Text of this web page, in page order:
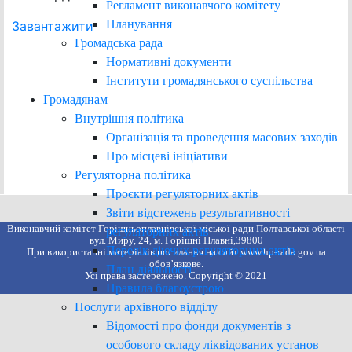
Регламент виконавчого комітету
Планування
Громадська рада
Нормативні документи
Інститути громадянського суспільства
Громадянам
Внутрішня політика
Організація та проведення масових заходів
Про місцеві ініціативи
Регуляторна політика
Проєкти регуляторних актів
Звіти відстежень результативності
регуляторних актів
Перелік діючих регуляторних актів
План діяльності
Правила благоустрою
Послуги архівного відділу
Відомості про фонди документів з
особового складу ліквідованих установ
Завантажити
Виконавчий комітет Горішньоплавнівської міської ради Полтавської області
вул. Миру, 24, м. Горішні Плавні,39800
При використанні матеріалів посилання на сайт www.hp-rada.gov.ua
обов’язкове.
Усі права застережено. Copyright © 2021